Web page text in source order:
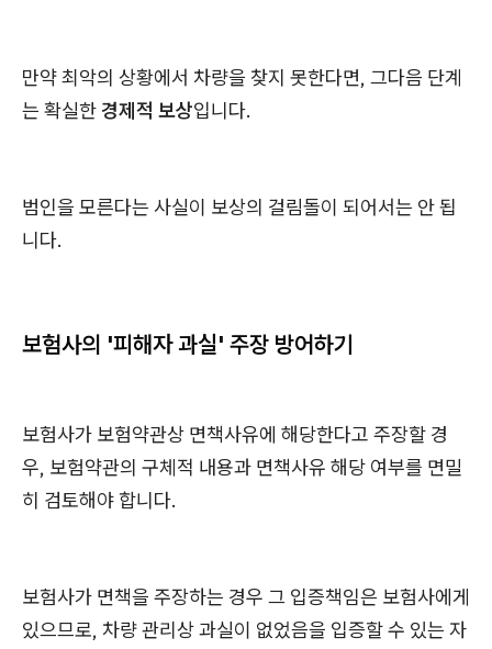
만약 최악의 상황에서 차량을 찾지 못한다면, 그다음 단계
는 확실한경제적 보상입니다.
범인을 모른다는 사실이 보상의 걸림돌이 되어서는 안 됩
니다.
보험사의 '피해자 과실' 주장 방어하기
보험사가 보험약관상 면책사유에 해당한다고 주장할 경
우, 보험약관의 구체적 내용과 면책사유 해당 여부를 면밀
히 검토해야 합니다.
보험사가 면책을 주장하는 경우 그 입증책임은 보험사에게
있으므로, 차량 관리상 과실이 없었음을 입증할 수 있는 자